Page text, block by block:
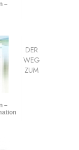
–
–
DER
WEG
ZUM